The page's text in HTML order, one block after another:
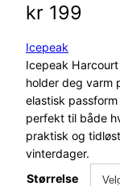
kr 199
Icepeak
Icepeak
holder deg varm
elastisk
perfekt til både
praktisk og
vinterdager.
Størrelse